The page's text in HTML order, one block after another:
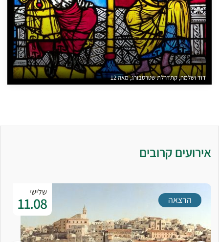
דוד ושלמה, קתדרלת שטרסבורג, מאה 12
אירועים קרובים
שלישי
11.08 הרצאה